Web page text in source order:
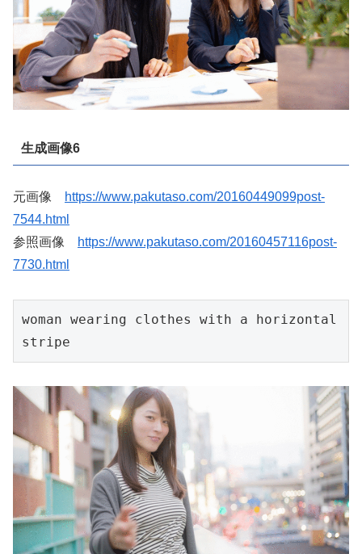
生成画像6
元画像
https://www.pakutaso.com/20160449099post-
7544.html
参照画像
https://www.pakutaso.com/20160457116post-
7730.html
woman wearing clothes with a horizontal
stripe